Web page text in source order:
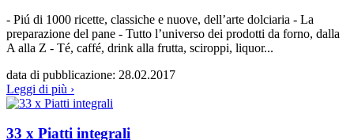
- Piú di 1000 ricette, classiche e nuove, dell’arte dolciaria - La
preparazione del pane - Tutto l’universo dei prodotti da forno, dalla
A alla Z - Té, caffé, drink alla frutta, sciroppi, liquor...
data di pubblicazione: 28.02.2017
Leggi di più ›
33 x Piatti integrali